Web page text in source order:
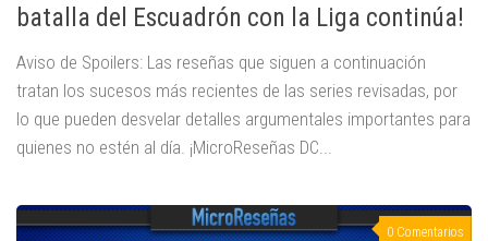
batalla del Escuadrón con la Liga continúa!
Aviso de Spoilers: Las reseñas que siguen a continuación
tratan los sucesos más recientes de las series revisadas, por
lo que pueden desvelar detalles argumentales importantes para
quienes no estén al día. ¡MicroReseñas DC...
0 Comentarios